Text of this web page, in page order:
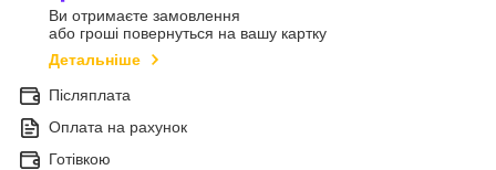
Ви отримаєте замовлення
або гроші повернуться на вашу картку
Детальніше
Післяплата
Оплата на рахунок
Готівкою